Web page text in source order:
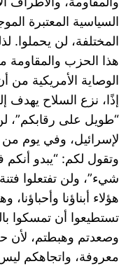
السياسية المعتبرة
المختلفة، لن يحملوا.
هذا الحزب والمقاومة
الوصاية الأمريكية من
إذًا، نزع السلاح يهدف
“طويل على رقابكم”،
‏لإسرائيل، وفي يوم
وتقول لكم: “يبدو
شيء”، ‏ولن تفتعلوا فتنة
هؤلاء أبناؤنا
تستطيعوا أن ‏تمسكوا
وصعدتم وهبطتم، لأن
معروفة، ‏واتجاهكم